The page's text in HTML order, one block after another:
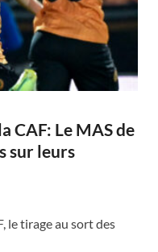
CAF: Le MAS de
sur leurs
le tirage au sort des